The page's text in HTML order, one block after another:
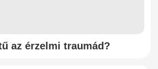
az érzelmi traumád?